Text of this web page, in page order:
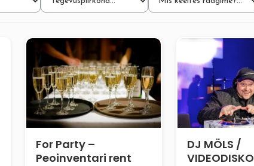
For Party –
Peoinventari rent
DJ MÖLS /
VIDEODISKO